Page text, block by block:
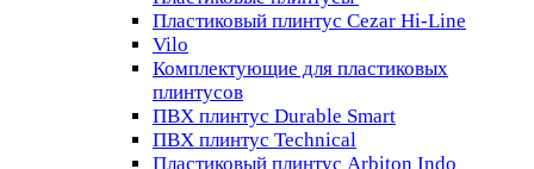
Пластиковый плинтус Cezar Hi-Line
Vilo
Комплектующие для пластиковых
плинтусов
ПВХ плинтус Durable Smart
ПВХ плинтус Technical
Пластиковый плинтус Arbiton Indo